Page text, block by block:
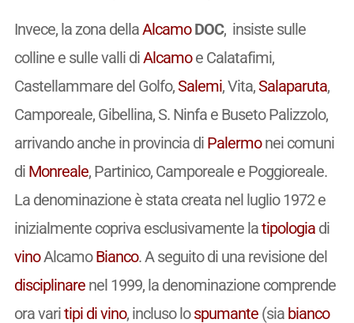
Invece, la zona dellaAlcamoDOC, insiste sulle
colline e sulle valli diAlcamoe Calatafimi,
Castellammare del Golfo,Salemi, Vita,Salaparuta,
Camporeale, Gibellina, S. Ninfa e Buseto Palizzolo,
arrivando anche in provincia di Palermonei comuni
di Monreale, Partinico, Camporeale e Poggioreale.
La denominazione è stata creata nel luglio 1972 e
inizialmente copriva esclusivamente latipologiadi
vinoAlcamoBianco. A seguito di una revisione del
disciplinarenel 1999, la denominazione comprende
ora varitipi di vino, incluso lospumante(sia bianco